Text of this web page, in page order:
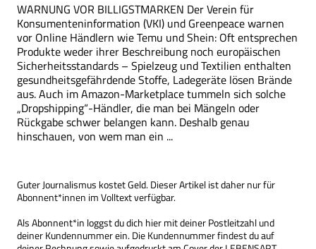
WARNUNG VOR BILLIGSTMARKEN Der Verein für
Konsumenteninformation (VKI) und Greenpeace warnen
vor Online Händlern wie Temu und Shein: Oft entsprechen
Produkte weder ihrer Beschreibung noch europäischen
Sicherheitsstandards – Spielzeug und Textilien enthalten
gesundheitsgefährdende Stoffe, Ladegeräte lösen Brände
aus. Auch im Amazon-Marketplace tummeln sich solche
„Dropshipping“-Händler, die man bei Mängeln oder
Rückgabe schwer belangen kann. Deshalb genau
hinschauen, von wem man ein ...
Guter Journalismus kostet Geld. Dieser Artikel ist daher nur für
Abonnent*innen im Volltext verfügbar.
Als Abonnent*in loggst du dich hier mit deiner Postleitzahl und
deiner Kundennummer ein. Die Kundennummer findest du auf